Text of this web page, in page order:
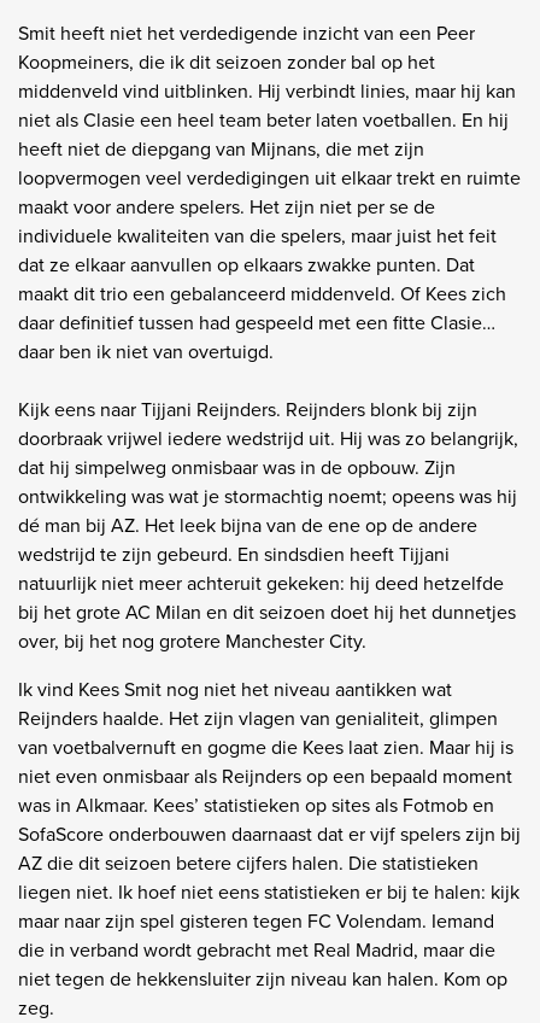
Smit heeft niet het verdedigende inzicht van een Peer
Koopmeiners, die ik dit seizoen zonder bal op het
middenveld vind uitblinken. Hij verbindt linies, maar hij kan
niet als Clasie een heel team beter laten voetballen. En hij
heeft niet de diepgang van Mijnans, die met zijn
loopvermogen veel verdedigingen uit elkaar trekt en ruimte
maakt voor andere spelers. Het zijn niet per se de
individuele kwaliteiten van die spelers, maar juist het feit
dat ze elkaar aanvullen op elkaars zwakke punten. Dat
maakt dit trio een gebalanceerd middenveld. Of Kees zich
daar definitief tussen had gespeeld met een fitte Clasie…
daar ben ik niet van overtuigd.
Kijk eens naar Tijjani Reijnders. Reijnders blonk bij zijn
doorbraak vrijwel iedere wedstrijd uit. Hij was zo belangrijk,
dat hij simpelweg onmisbaar was in de opbouw. Zijn
ontwikkeling was wat je stormachtig noemt; opeens was hij
dé man bij AZ. Het leek bijna van de ene op de andere
wedstrijd te zijn gebeurd. En sindsdien heeft Tijjani
natuurlijk niet meer achteruit gekeken: hij deed hetzelfde
bij het grote AC Milan en dit seizoen doet hij het dunnetjes
over, bij het nog grotere Manchester City.
Ik vind Kees Smit nog niet het niveau aantikken wat
Reijnders haalde. Het zijn vlagen van genialiteit, glimpen
van voetbalvernuft en gogme die Kees laat zien. Maar hij is
niet even onmisbaar als Reijnders op een bepaald moment
was in Alkmaar. Kees’ statistieken op sites als Fotmob en
SofaScore onderbouwen daarnaast dat er vijf spelers zijn bij
AZ die dit seizoen betere cijfers halen. Die statistieken
liegen niet. Ik hoef niet eens statistieken er bij te halen: kijk
maar naar zijn spel gisteren tegen FC Volendam. Iemand
die in verband wordt gebracht met Real Madrid, maar die
niet tegen de hekkensluiter zijn niveau kan halen. Kom op
zeg.